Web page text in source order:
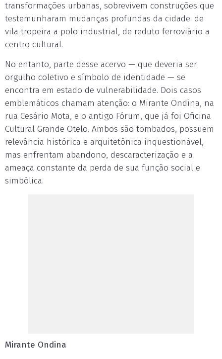
transformações urbanas, sobrevivem construções que
testemunharam mudanças profundas da cidade: de
vila tropeira a polo industrial, de reduto ferroviário a
centro cultural.
No entanto, parte desse acervo — que deveria ser
orgulho coletivo e símbolo de identidade — se
encontra em estado de vulnerabilidade. Dois casos
emblemáticos chamam atenção: o Mirante Ondina, na
rua Cesário Mota, e o antigo Fórum, que já foi Oficina
Cultural Grande Otelo. Ambos são tombados, possuem
relevância histórica e arquitetônica inquestionável,
mas enfrentam abandono, descaracterização e a
ameaça constante da perda de sua função social e
simbólica.
Mirante Ondina